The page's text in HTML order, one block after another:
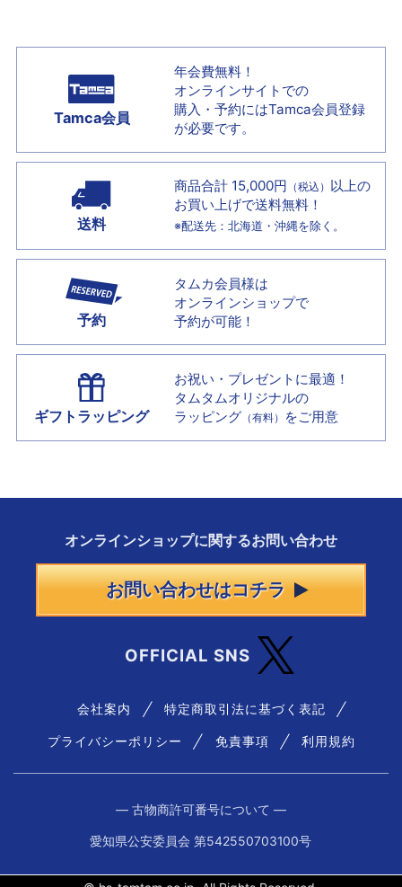
Tamca会員
年会費無料！
オンラインサイトでの
購入・予約にはTamca会員登録
が必要です。
送料
商品合計 15,000円 （税込） 以上の
お買い上げで送料無料！
※配送先：北海道・沖縄を除く。
予約
タムカ会員様は
オンラインショップで
予約が可能！
ギフトラッピング
お祝い・プレゼントに最適！
タムタムオリジナルの
ラッピング （有料） をご用意
オンラインショップに関するお問い合わせ
お問い合わせはコチラ
OFFICIAL SNS
会社案内 特定商取引法に基づく表記
プライバシーポリシー 免責事項 利用規約
― 古物商許可番号について ―
愛知県公安委員会 第542550703100号